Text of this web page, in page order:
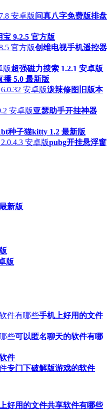
问真八字免费版排盘
宝 9.2.5 官方版
创维电视手机遥控器
超强磁力搜索 1.2.1 安卓版
播 5.0 最新版
泼辣修图旧版本
亚瑟助手开挂神器
bt种子猫kitty 1.2 最新版
pubg开挂悬浮窗
新版
版
手机上好用的文件
可以匿名聊天的软件有哪
件
专门下破解版游戏的软件
好用的文件共享软件有哪些